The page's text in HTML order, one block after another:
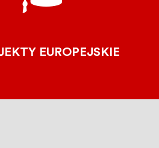
EUROPEJSKIE
PODRÓŻE 2019
SZLAKI KULTUROWE RADY